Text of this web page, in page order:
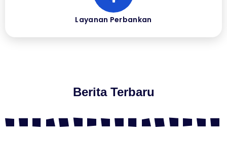
Layanan Perbankan
Berita Terbaru